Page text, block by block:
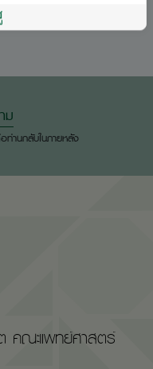
ม
ท่านกลับในภายหลัง
ณะแพทย์ศาสตร์